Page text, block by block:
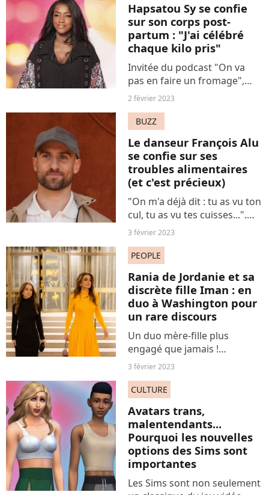
Hapsatou Sy se confie
sur son corps post-
partum : "J'ai célébré
chaque kilo pris"
Invitée du podcast "On va
pas en faire un fromage",
Hapsatou Sy est revenue sur
ans après la naissance de son
fils.
2 février 2023
BUZZ
Le danseur François Alu
se confie sur ses
troubles alimentaires
(et c'est précieux)
"On m'a déjà dit : tu as vu ton
cul, tu as vu tes cuisses...".
L'espace d'un témoignage
François Alu s'est confié sur
le harcèlement qu'il a subi à
l'école...
3 février 2023
PEOPLE
Rania de Jordanie et sa
discrète fille Iman : en
duo à Washington pour
un rare discours
Un duo mère-fille plus
engagé que jamais !
Actuellement en visite
quelques jours, Rania de
Jordanie était invitée ce jeudi
2 février à intervenir au
National...
3 février 2023
CULTURE
Avatars trans,
malentendants...
Pourquoi les nouvelles
options des Sims sont
importantes
Les Sims sont non seulement